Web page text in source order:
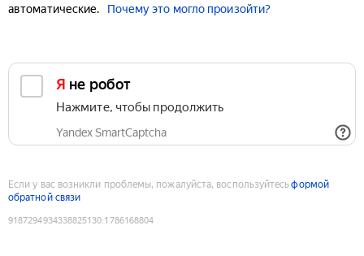
автоматические.
Почему это могло произойти?
Я не робот
Нажмите, чтобы продолжить
Yandex SmartCaptcha
Если у вас возникли проблемы, пожалуйста, воспользуйтесьформой
обратной связи
9187294934338825130:1786168804